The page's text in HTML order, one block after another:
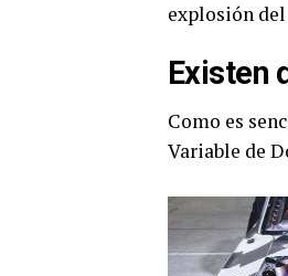
explosión
Existen
Como es
Variable de